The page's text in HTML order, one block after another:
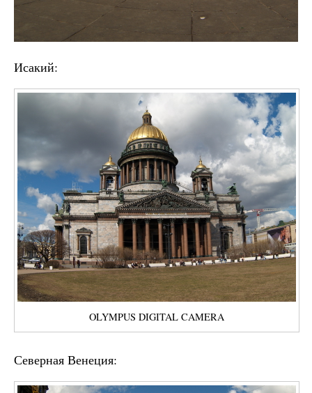
Исакий:
OLYMPUS DIGITAL CAMERA
Северная Венеция: